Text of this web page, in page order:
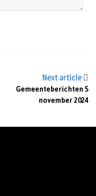
Next article
Gemeenteberichten 5
november 2024